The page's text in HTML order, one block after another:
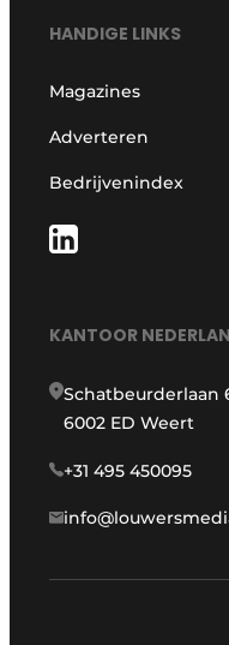
HANDIGE LINKS
Magazines
Adverteren
Bedrijvenindex
KANTOOR
Schatbeurderlaan
6002 ED Weert
+31 495 450095